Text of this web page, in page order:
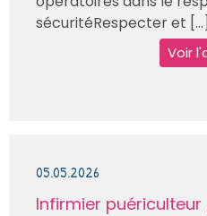
sécuritéRespecter et [...]
Voir
05.05.2026
Infirmier